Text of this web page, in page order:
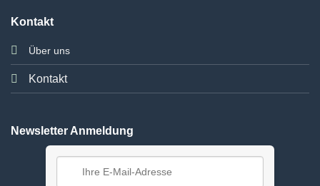
Kontakt
Über uns
Kontakt
Newsletter Anmeldung